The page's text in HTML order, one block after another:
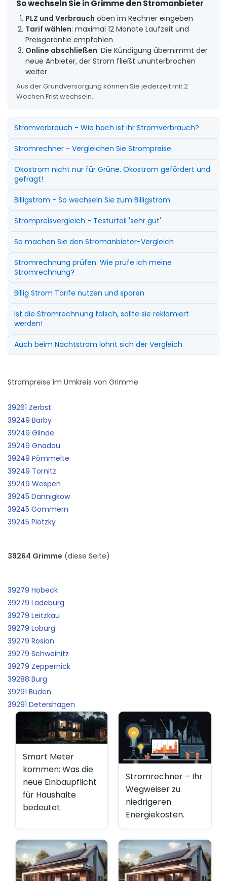
So wechseln Sie in Grimme den Stromanbieter
PLZ und Verbrauch oben im Rechner eingeben
Tarif wählen: maximal 12 Monate Laufzeit und
Preisgarantie empfohlen
Online abschließen: Die Kündigung übernimmt der
neue Anbieter, der Strom fließt ununterbrochen
weiter
Aus der Grundversorgung können Sie jederzeit mit 2
Wochen Frist wechseln.
Stromverbrauch - Wie hoch ist Ihr Stromverbrauch?
Stromrechner - Vergleichen Sie Strompreise
Ökostrom nicht nur für Grüne. Ökostrom gefördert und
gefragt!
Billigstrom - So wechseln Sie zum Billigstrom
Strompreisvergleich - Testurteil 'sehr gut'
So machen Sie den Stromanbieter-Vergleich
Stromrechnung prüfen: Wie prüfe ich meine
Stromrechnung?
Billig Strom Tarife nutzen und sparen
Ist die Stromrechnung falsch, sollte sie reklamiert
werden!
Auch beim Nachtstrom lohnt sich der Vergleich
Strompreise im Umkreis von Grimme
39261 Zerbst
39249 Barby
39249 Glinde
39249 Gnadau
39249 Pömmelte
39249 Tornitz
39249 Wespen
39245 Dannigkow
39245 Gommern
39245 Plötzky
39264 Grimme (diese Seite)
39279 Hobeck
39279 Ladeburg
39279 Leitzkau
39279 Loburg
39279 Rosian
39279 Schweinitz
39279 Zeppernick
39288 Burg
39291 Büden
39291 Detershagen
Smart Meter
kommen: Was die
neue Einbaupflicht
für Haushalte
bedeutet
Stromrechner – Ihr
Wegweiser zu
niedrigeren
Energiekosten.